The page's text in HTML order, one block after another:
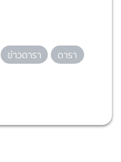
ข่าวดารา
ดารา